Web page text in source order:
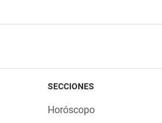
SECCIONES
Horóscopo